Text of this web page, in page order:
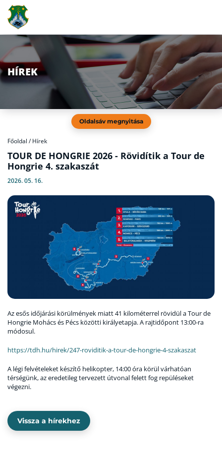
HÍREK
Oldalsáv megnyitása
Főoldal / Hírek
TOUR DE HONGRIE 2026 - Rövidítik a Tour de
Hongrie 4. szakaszát
2026. 05. 16.
Az esős időjárási körülmények miatt 41 kilométerrel rövidül a Tour de
Hongrie Mohács és Pécs közötti királyetapja. A rajtidőpont 13:00-ra
módosul.
https://tdh.hu/hirek/247-roviditik-a-tour-de-hongrie-4-szakaszat
A légi felvételeket készítő helikopter, 14:00 óra körül várhatóan
térségünk, az eredetileg tervezett útvonal felett fog repüléseket
végezni.
Vissza a hírekhez